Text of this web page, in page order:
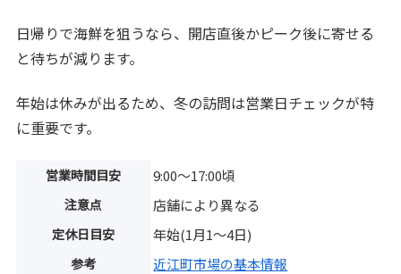
日帰りで海鮮を狙うなら、開店直後かピーク後に寄せる
と待ちが減ります。
年始は休みが出るため、冬の訪問は営業日チェックが特
に重要です。
営業時間目安 9:00〜17:00頃
注意点 店舗により異なる
定休日目安 年始(1月1〜4日)
参考 近江町市場の基本情報